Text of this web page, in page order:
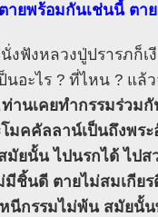
ายพร้อมกันเช่นนี้ ตา
งฟังหลวงปู่ปรารภก็เ
นอะไร ? ที่ไหน ? แ
ท่านเคยทำกรรมร่วม
โมคคัลลาน์เป็นถึงพร
มัยนั้น ไปนรกได้ ไป
มีชิ้นดี ตายไม่สมเกีย
นีกรรมไม่พ้น สมัยนั้น